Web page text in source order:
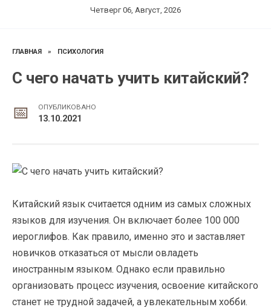
Четверг 06, Август, 2026
ГЛАВНАЯ » ПСИХОЛОГИЯ
С чего начать учить китайский?
ОПУБЛИКОВАНО
13.10.2021
Китайский язык считается одним из самых сложных
языков для изучения. Он включает более 100 000
иероглифов. Как правило, именно это и заставляет
новичков отказаться от мысли овладеть
иностранным языком. Однако если правильно
организовать процесс изучения, освоение китайского
станет не трудной задачей, а увлекательным хобби.